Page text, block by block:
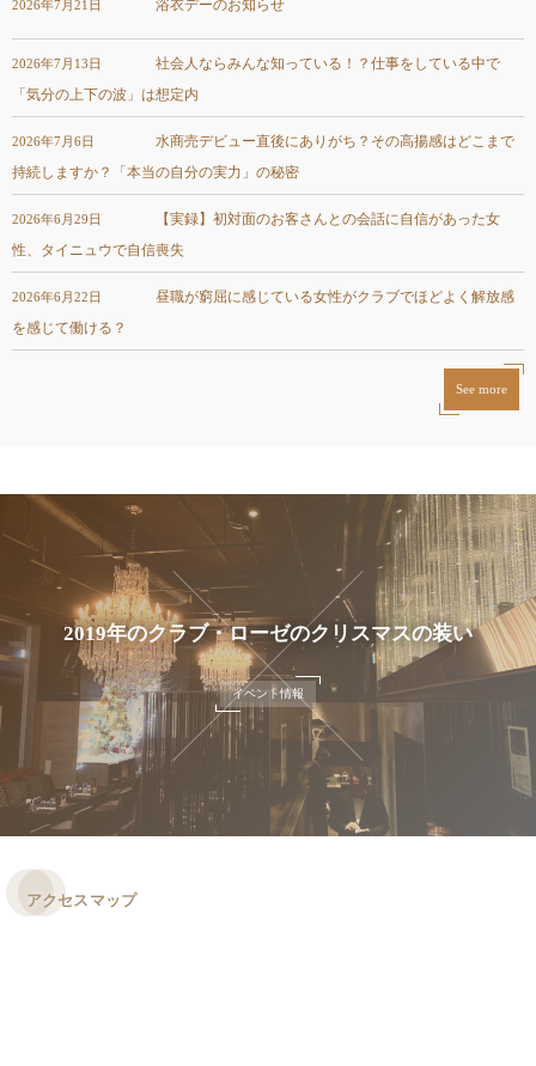
2026年7月21日 浴衣デーのお知らせ
2026年7月13日
社会人ならみんな知っている！？仕事をしている中で
「気分の上下の波」は想定内
2026年7月6日
水商売デビュー直後にありがち？その高揚感はどこまで
持続しますか？「本当の自分の実力」の秘密
2026年6月29日
【実録】初対面のお客さんとの会話に自信があった女
性、タイニュウで自信喪失
2026年6月22日
昼職が窮屈に感じている女性がクラブでほどよく解放感
を感じて働ける？
See more
2019年のクラブ・ローゼのクリスマスの装い
イベント情報
アクセスマップ